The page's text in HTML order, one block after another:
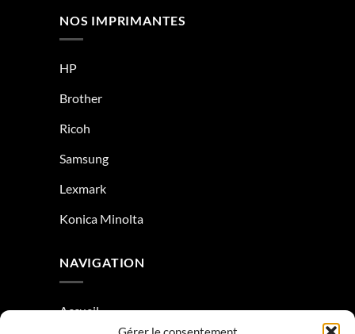
NOS IMPRIMANTES
HP
Brother
Ricoh
Samsung
Lexmark
Konica Minolta
NAVIGATION
Accueil